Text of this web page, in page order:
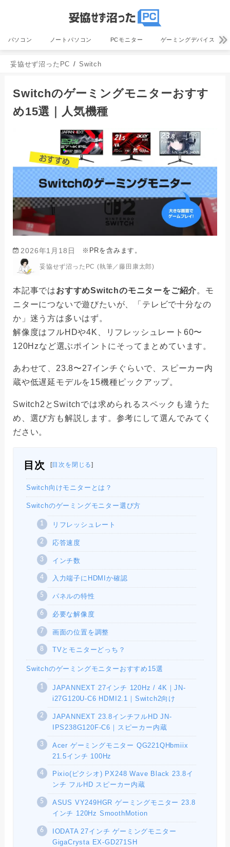
パソコン ノートパソコン PCモニター ゲーミングデバイス
妥協せず沼ったPC Switch
Switchのゲーミングモニターおすす
め15選｜人気機種
2026年1月18日 ※PRを含みます。
妥協せず沼ったPC (執筆／藤田康太郎)
本記事ではおすすめSwitchのモニターをご紹介。モ
ニターにつないで遊びたいが、「テレビで十分なの
か」迷う方は多いはず。
解像度はフルHDや4K、リフレッシュレート60〜
120Hzなど選ぶポイントにそってまとめています。
あわせて、23.8〜27インチぐらいで、スピーカー内
蔵や低遅延モデルを15機種ピックアップ。
Switch2とSwitchでは求められるスペックも違うた
め、選び方も解説します。参考にして選んでみてく
ださい。
目次 目次を閉じる
Switch向けモニターとは？
Switchのゲーミングモニター選び方
リフレッシュレート
応答速度
インチ数
入力端子にHDMIか確認
パネルの特性
必要な解像度
画面の位置を調整
TVとモニターどっち？
Switchのゲーミングモニターおすすめ15選
JAPANNEXT 27インチ 120Hz / 4K｜JN-
i27G120U-C6 HDMI2.1｜Switch2向け
JAPANNEXT 23.8インチフルHD JN-
IPS238G120F-C6｜スピーカー内蔵
Acer ゲーミングモニター QG221QHbmiix
21.5インチ 100Hz
Pixio(ピクシオ) PX248 Wave Black 23.8イ
ンチ フルHD スピーカー内蔵
ASUS VY249HGR ゲーミングモニター 23.8
インチ 120Hz SmoothMotion
IODATA 27インチ ゲーミングモニター
GigaCrysta EX-GD271SH